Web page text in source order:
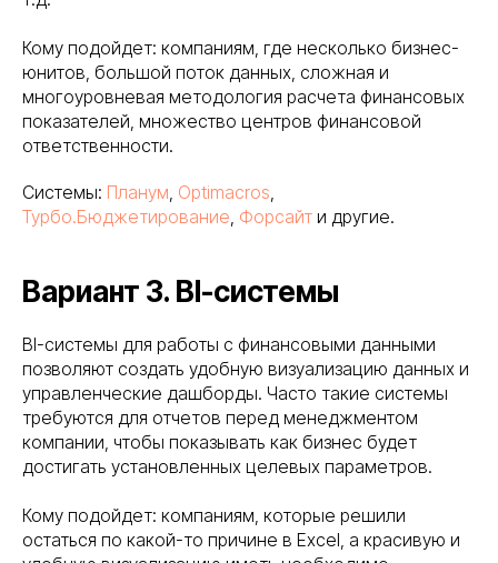
Кому подойдет: компаниям, где несколько бизнес-
юнитов, большой поток данных, сложная и
многоуровневая методология расчета финансовых
показателей, множество центров финансовой
ответственности.
Системы: Планум, Optimacros,
Турбо.Бюджетирование, Форсайт и другие.
Вариант 3. BI-системы
BI-системы для работы с финансовыми данными
позволяют создать удобную визуализацию данных и
управленческие дашборды. Часто такие системы
требуются для отчетов перед менеджментом
компании, чтобы показывать как бизнес будет
достигать установленных целевых параметров.
Кому подойдет: компаниям, которые решили
остаться по какой-то причине в Excel, а красивую и